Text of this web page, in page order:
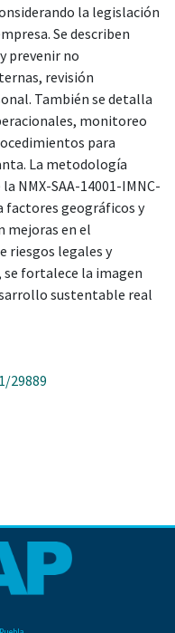
la legislación
Se describen
prevenir no
revisión
También se detalla
monitoreo
para
La metodología
NMX-SAA-14001-IMNC-
factores geográficos y
mejoras en el
riesgos legales y
fortalece la imagen
sustentable real
29889